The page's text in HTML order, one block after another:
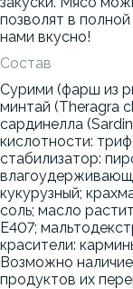
позволят в
нами вкусно!
Состав
Сурими (фарш из
минтай (Theragra
сардинелла
кислотности:
стабилизатор:
кукурузный;
соль; масло
Е407;
красители:
Возможно
продуктов их